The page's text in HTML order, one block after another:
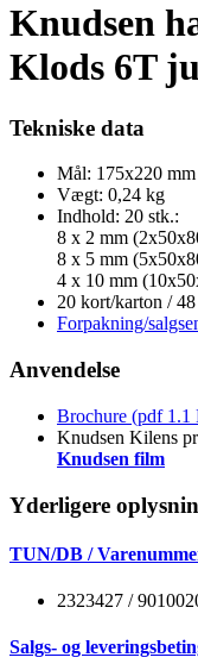
Knudsen
Klods 6T
Tekniske data
Mål: 175x220 mm
Vægt: 0,24 kg
Indhold: 20 stk.:
8 x 2 mm
8 x 5 mm
4 x 10 mm
20 kort/karton /
Forpakning/
Anvendelse
Brochure (pdf 1.1
Knudsen Kilens
Knudsen film
Yderligere
TUN/DB /
2323427 /
Salgs- og